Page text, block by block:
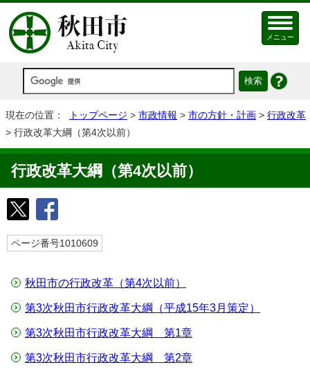
メニュー
現在の位置： トップページ > 市政情報 > 市の方針・計画 > 行政改革
> 行政改革大綱（第4次以前）
行政改革大綱（第4次以前）
ページ番号1010609
秋田市の行政改革（第4次以前）
第3次秋田市行政改革大綱（平成15年3月策定）
第3次秋田市行政改革大綱 第1章
第3次秋田市行政改革大綱 第2章